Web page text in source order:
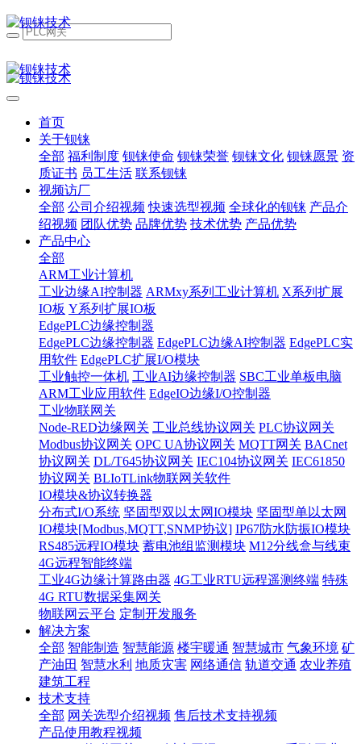
首页
关于钡铼
全部 福利制度 钡铼使命 钡铼荣誉 钡铼文化 钡铼愿景 资
质证书 员工生活 联系钡铼
视频访厂
全部 公司介绍视频 快速选型视频 全球化的钡铼 产品介
绍视频 团队优势 品牌优势 技术优势 产品优势
产品中心
全部
ARM工业计算机
工业边缘AI控制器 ARMxy系列工业计算机 X系列扩展
IO板 Y系列扩展IO板
EdgePLC边缘控制器
EdgePLC边缘控制器 EdgePLC边缘AI控制器 EdgePLC实
用软件 EdgePLC扩展I/O模块
工业触控一体机 工业AI边缘控制器 SBC工业单板电脑
ARM工业应用软件 EdgeIO边缘I/O控制器
工业物联网关
Node-RED边缘网关 工业总线协议网关 PLC协议网关
Modbus协议网关 OPC UA协议网关 MQTT网关 BACnet
协议网关 DL/T645协议网关 IEC104协议网关 IEC61850
协议网关 BLIoTLink物联网关软件
IO模块&协议转换器
分布式I/O系统 坚固型双以太网IO模块 坚固型单以太网
IO模块[Modbus,MQTT,SNMP协议] IP67防水防振IO模块
RS485远程IO模块 蓄电池组监测模块 M12分线盒与线束
4G远程智能终端
工业4G边缘计算路由器 4G工业RTU远程遥测终端 特殊
4G RTU数据采集网关
物联网云平台 定制开发服务
解决方案
全部 智能制造 智慧能源 楼宇暖通 智慧城市 气象环境 矿
产油田 智慧水利 地质灾害 网络通信 轨道交通 农业养殖
建筑工程
技术支持
全部 网关选型介绍视频 售后技术支持视频
产品使用教程视频